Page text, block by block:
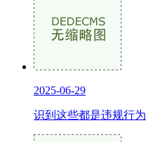
2025-06-29
识到这些都是违规行为